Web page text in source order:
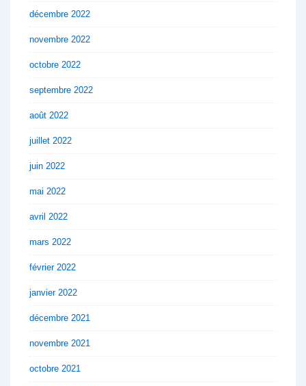
décembre 2022
novembre 2022
octobre 2022
septembre 2022
août 2022
juillet 2022
juin 2022
mai 2022
avril 2022
mars 2022
février 2022
janvier 2022
décembre 2021
novembre 2021
octobre 2021